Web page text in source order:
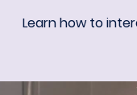
Learn how to